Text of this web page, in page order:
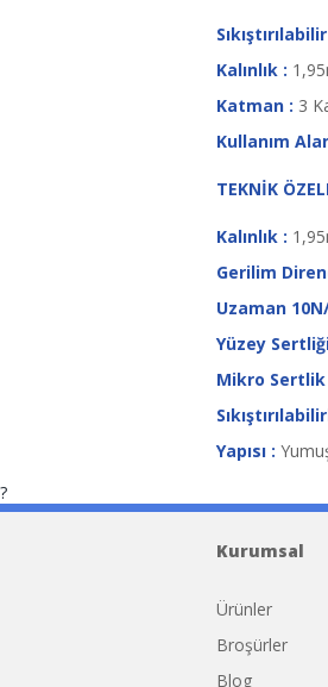
Kalınlık :
Katman : 3
Kullanım
TEKNİK
Kalınlık :
Gerilim
Uzaman
Yüzey
Mikro Sertlik
Yapısı :
?
Kurumsal
Ürünler
Broşürler
Blog
miuReplica Prada